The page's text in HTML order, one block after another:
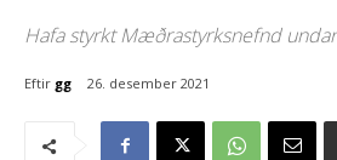
Hafa styrkt Mæðrastyrksnefnd
Eftir gg 26. desember 2021